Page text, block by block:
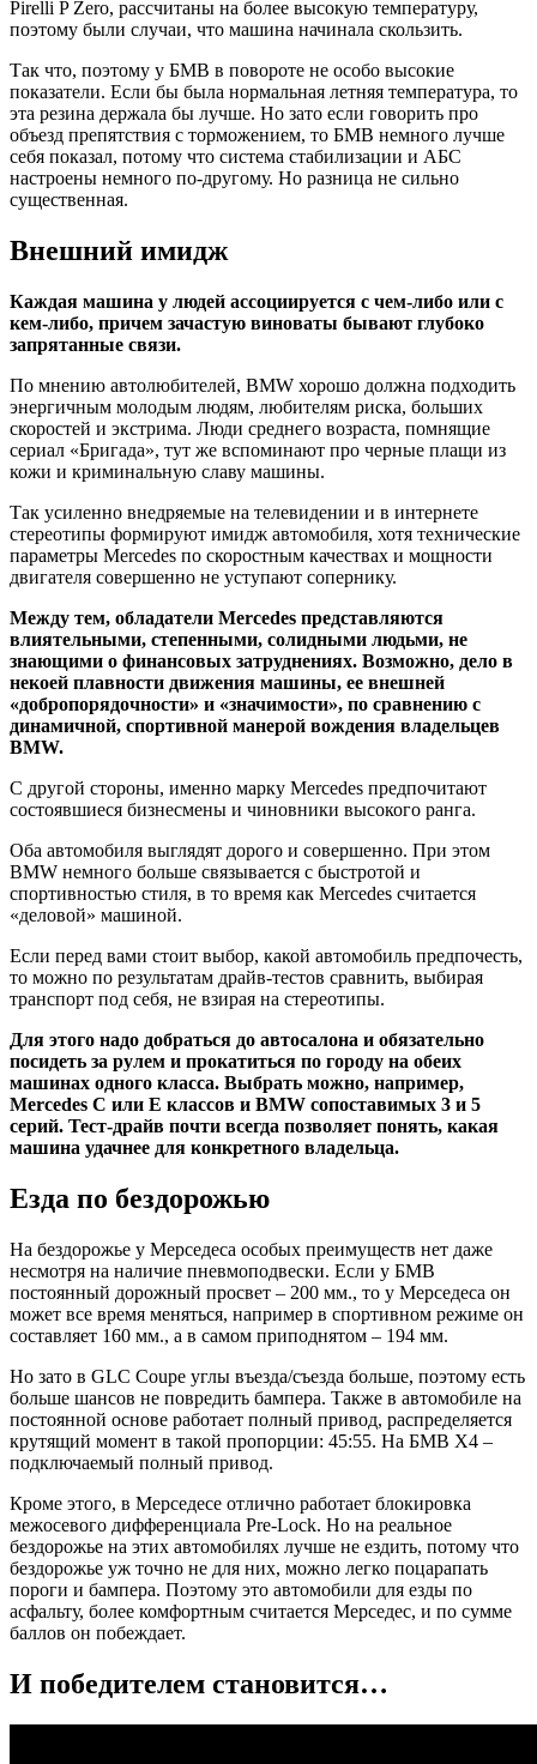
Pirelli P Zero, рассчитаны на более высокую температуру,
поэтому были случаи, что машина начинала скользить.
Так что, поэтому у БМВ в повороте не особо высокие
показатели. Если бы была нормальная летняя температура, то
эта резина держала бы лучше. Но зато если говорить про
объезд препятствия с торможением, то БМВ немного лучше
себя показал, потому что система стабилизации и АБС
настроены немного по-другому. Но разница не сильно
существенная.
Внешний имидж
Каждая машина у людей ассоциируется с чем-либо или с
кем-либо, причем зачастую виноваты бывают глубоко
запрятанные связи.
По мнению автолюбителей, BMW хорошо должна подходить
энергичным молодым людям, любителям риска, больших
скоростей и экстрима. Люди среднего возраста, помнящие
сериал «Бригада», тут же вспоминают про черные плащи из
кожи и криминальную славу машины.
Так усиленно внедряемые на телевидении и в интернете
стереотипы формируют имидж автомобиля, хотя технические
параметры Mercedes по скоростным качествах и мощности
двигателя совершенно не уступают сопернику.
Между тем, обладатели Mercedes представляются
влиятельными, степенными, солидными людьми, не
знающими о финансовых затруднениях. Возможно, дело в
некоей плавности движения машины, ее внешней
«добропорядочности» и «значимости», по сравнению с
динамичной, спортивной манерой вождения владельцев
BMW.
С другой стороны, именно марку Mercedes предпочитают
состоявшиеся бизнесмены и чиновники высокого ранга.
Оба автомобиля выглядят дорого и совершенно. При этом
BMW немного больше связывается с быстротой и
спортивностью стиля, в то время как Mercedes считается
«деловой» машиной.
Если перед вами стоит выбор, какой автомобиль предпочесть,
то можно по результатам драйв-тестов сравнить, выбирая
транспорт под себя, не взирая на стереотипы.
Для этого надо добраться до автосалона и обязательно
посидеть за рулем и прокатиться по городу на обеих
машинах одного класса. Выбрать можно, например,
Mercedes С или E классов и BMW сопоставимых 3 и 5
серий. Тест-драйв почти всегда позволяет понять, какая
машина удачнее для конкретного владельца.
Езда по бездорожью
На бездорожье у Мерседеса особых преимуществ нет даже
несмотря на наличие пневмоподвески. Если у БМВ
постоянный дорожный просвет – 200 мм., то у Мерседеса он
может все время меняться, например в спортивном режиме он
составляет 160 мм., а в самом приподнятом – 194 мм.
Но зато в GLC Coupe углы въезда/съезда больше, поэтому есть
больше шансов не повредить бампера. Также в автомобиле на
постоянной основе работает полный привод, распределяется
крутящий момент в такой пропорции: 45:55. На БМВ Х4 –
подключаемый полный привод.
Кроме этого, в Мерседесе отлично работает блокировка
межосевого дифференциала Pre-Lock. Но на реальное
бездорожье на этих автомобилях лучше не ездить, потому что
бездорожье уж точно не для них, можно легко поцарапать
пороги и бампера. Поэтому это автомобили для езды по
асфальту, более комфортным считается Мерседес, и по сумме
баллов он побеждает.
И победителем становится…